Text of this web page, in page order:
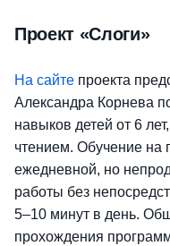
Проект «Слоги»
На сайте проекта
Александра Корнева
навыков детей от 6
чтением. Обучение на
ежедневной, но
работы без
5–10 минут в день.
прохождения